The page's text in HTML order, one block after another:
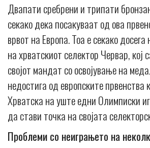
Двапати сребрени и трипати
секако дека посакуваат од ова
врвот на Европа. Тоа е секако
на хрватскиот селектор Червар, кој
својот мандат со освојување на
недостига од европските првенства
Хрватска на уште едни Олимписки
да стави точка на својата
Проблеми со неиграњето на